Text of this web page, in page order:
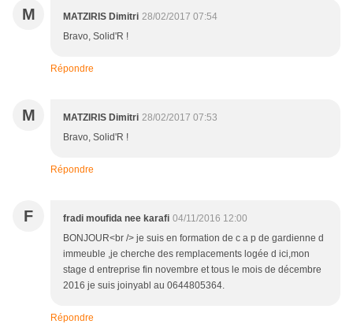
M MATZIRIS Dimitri 28/02/2017 07:54
Bravo, Solid'R !
Répondre
M MATZIRIS Dimitri 28/02/2017 07:53
Bravo, Solid'R !
Répondre
F fradi moufida nee karafi 04/11/2016 12:00
BONJOUR<br /> je suis en formation de c a p de gardienne d
immeuble ,je cherche des remplacements logée d ici,mon
stage d entreprise fin novembre et tous le mois de décembre
2016 je suis joinyabl au 0644805364.
Répondre